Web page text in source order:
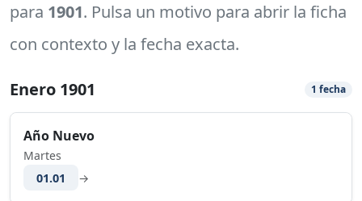
para 1901. Pulsa un motivo para abrir la ficha
con contexto y la fecha exacta.
Enero 1901 1 fecha
Año Nuevo
Martes
01.01
→